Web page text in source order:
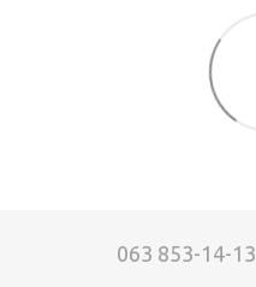
063 853-14-13